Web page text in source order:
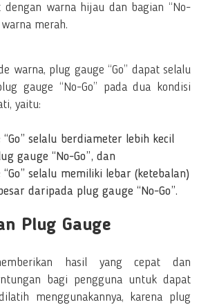
dengan warna hijau dan bagian “No-
merah.
warna, plug gauge “Go” dapat selalu
gauge “No-Go” pada dua kondisi
yaitu:
selalu berdiameter lebih kecil
gauge “No-Go”, dan
selalu memiliki lebar (ketebalan)
daripada plug gauge “No-Go”.
Plug Gauge
hasil yang cepat dan
bagi pengguna untuk dapat
menggunakannya, karena plug